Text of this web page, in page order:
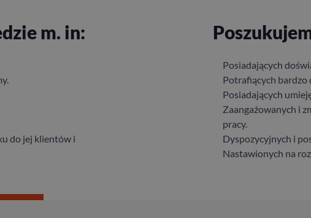
m. in:
do jej klientów i
Posiadających
Potrafiących bardzo
Posiadających
Zaangażowanych i
pracy.
Dyspozycyjnych i
Nastawionych na